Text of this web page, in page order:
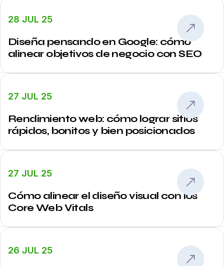
28 JUL 25
Diseña pensando en Google: cómo
alinear objetivos de negocio con SEO
27 JUL 25
Rendimiento web: cómo lograr sitios
rápidos, bonitos y bien posicionados
27 JUL 25
Cómo alinear el diseño visual con los
Core Web Vitals
26 JUL 25